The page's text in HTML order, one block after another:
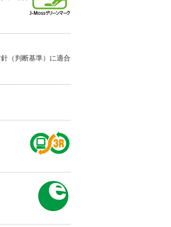
（判断基準）に適合